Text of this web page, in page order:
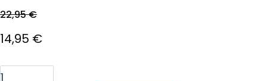
22,95€
El
precio
14,95 €
El
Caja
mazo